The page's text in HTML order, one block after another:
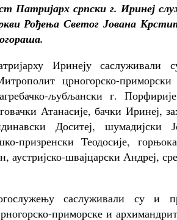
Патријарх српски г. Иринеј
Рођења Светог Јована
Иринеју саслуживали
црногорско-
љубљански г.
Атанасије, бачки Иринеј,
Доситеј, шумадијски
призренски Теодосије,
аустријско-швајцарски Андреј,
саслуживали су и
приморске и